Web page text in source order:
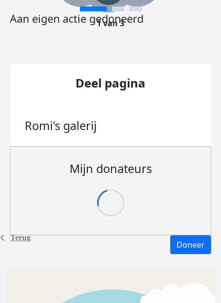
Terug
Aan eigen actie gedoneerd
1 van 3
Deel pagina
Romi's galerij
Mijn donateurs
Doneer